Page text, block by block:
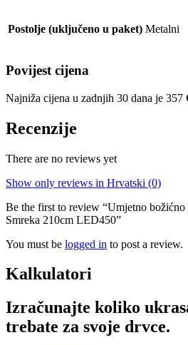
Postolje (uključeno u paket) Metalni
Povijest cijena
Najniža cijena u zadnjih 30 dana je 357
Recenzije
There are no reviews yet
Show only reviews in Hrvatski (0)
Be the first to review “Umjetno
Smreka 210cm LED450”
You must be logged in to post a review.
Kalkulatori
Izračunajte koliko
trebate za svoje drvce.